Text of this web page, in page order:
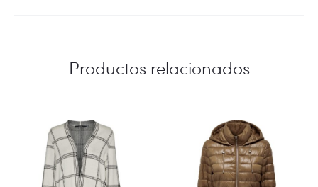
Productos relacionados